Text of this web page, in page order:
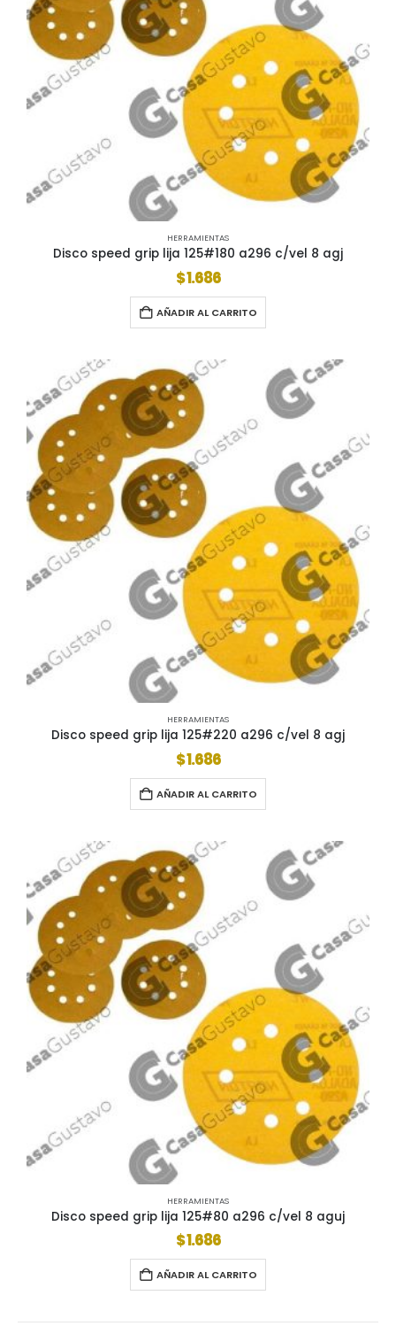
HERRAMIENTAS
Disco speed grip lija 125#180 a296 c/vel 8 agj
$1.686
AÑADIR AL CARRITO
HERRAMIENTAS
Disco speed grip lija 125#220 a296 c/vel 8 agj
$1.686
AÑADIR AL CARRITO
HERRAMIENTAS
Disco speed grip lija 125#80 a296 c/vel 8 aguj
$1.686
AÑADIR AL CARRITO